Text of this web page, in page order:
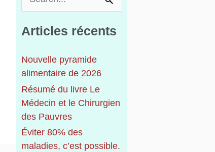
h
r
c
h
e
r
:
Articles récents
Nouvelle pyramide
alimentaire de 2026
Résumé du livre Le
Médecin et le Chirurgien
des Pauvres
Éviter 80% des
maladies, c’est possible.